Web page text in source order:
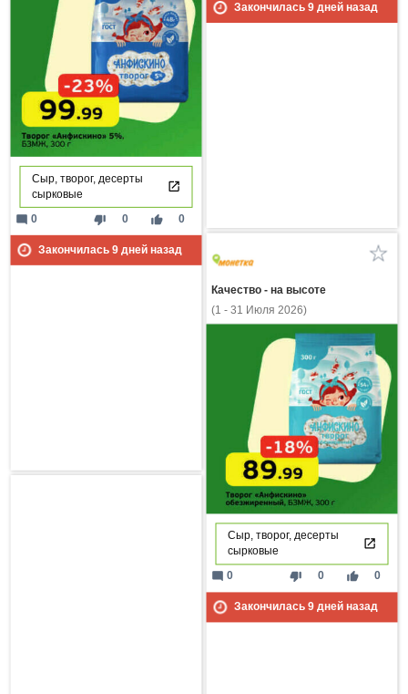
Закончилась 9дней назад
Сыр, творог, десерты
сырковые
thumb_down 0 thumb_up 0
mode_comment 0
Закончилась 9дней назад
Качество - на высоте
(1 - 31 Июля 2026)
Сыр, творог, десерты
сырковые
thumb_down 0 thumb_up 0
mode_comment 0
Закончилась 9дней назад